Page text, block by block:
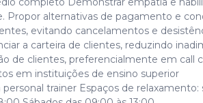
Propor alternativas de pagamento e
evitando cancelamentos e
a carteira de clientes, reduzindo
de clientes, preferencialmente em call
em instituições de ensino superior
trainer Espaços de relaxamento: